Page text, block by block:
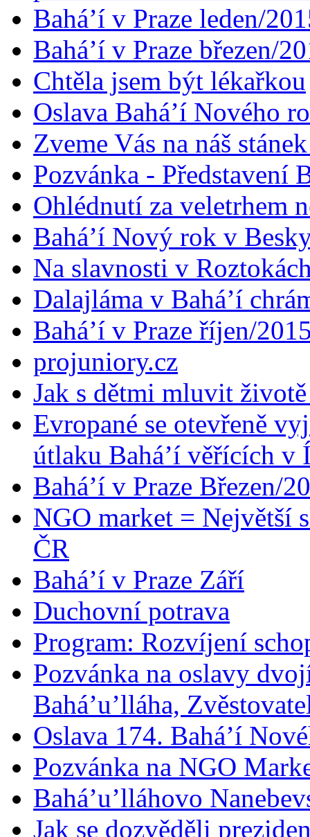
Bahá’í v Praze leden/
Bahá’í v Praze březen/
Chtěla jsem být lékařkou
Oslava Bahá’í Nového
Zveme Vás na náš
Pozvánka - Představení
Ohlédnutí za veletrhem
Bahá’í Nový rok v
Na slavnosti v
Dalajláma v Bahá’í
Bahá’í v Praze říjen/
projuniory.cz
Jak s dětmi mluvit
Evropané se otevřeně
útlaku Bahá’í věřících v
Bahá’í v Praze Březen/
NGO market = Největší
ČR
Bahá’í v Praze Září
Duchovní potrava
Program: Rozvíjení
Pozvánka na oslavy
Bahá’u’lláha,
Oslava 174. Bahá’í
Pozvánka na NGO
Bahá’u’lláhovo
Jak se dozvěděli